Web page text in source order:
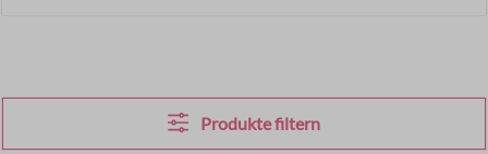
Produkte filtern